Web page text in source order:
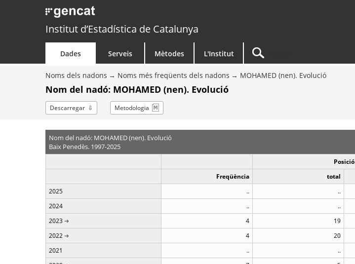
Institut d’Estadística de Catalunya
Dades Serveis Mètodes L'Institut
Noms dels nadons Noms més freqüents dels nadons MOHAMED (nen). Evolució
Nom del nadó: MOHAMED (nen). Evolució
Descarregar Metodologia
Nom del nadó: MOHAMED (nen). Evolució
Baix Penedès. 1997-2025
Posició
Freqüència
total
2025
.. ..
2024
.. ..
2023
4 19
2022
4 20
2021
.. ..